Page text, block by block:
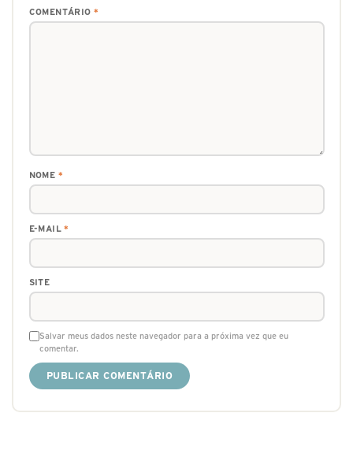
COMENTÁRIO *
NOME *
E-MAIL*
SITE
Salvar meus dados neste navegador para a próxima vez que eu
comentar.